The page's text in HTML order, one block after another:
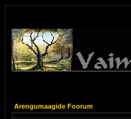
Arengumaagide Foorum